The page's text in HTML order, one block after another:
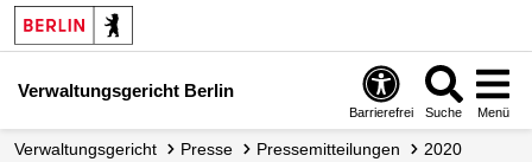
Verwaltungsgericht Berlin
Barrierefrei Suche Menü
Verwaltungs­gericht Presse Presse­mitteilungen 2020